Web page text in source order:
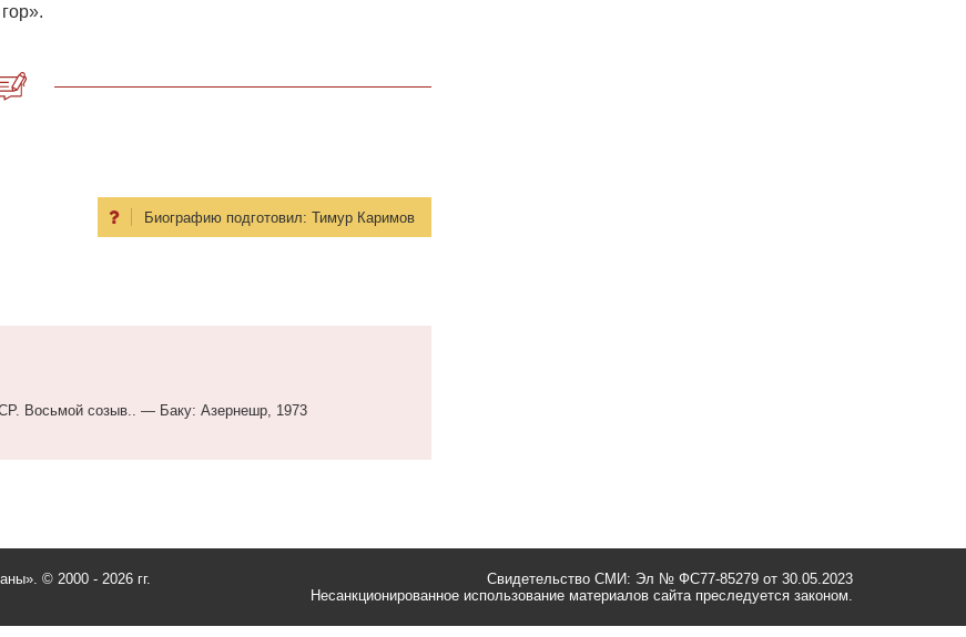
Биографию подготовил: Тимур Каримов
Восьмой созыв.. — Баку: Азернешр, 1973
© 2000 - 2026 гг.
Свидетельство СМИ: Эл № ФС77-85279 от 30.05.2023
Несанкционированное использование материалов сайта преследуется законом.